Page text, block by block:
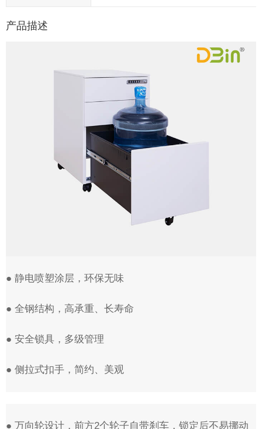
产品描述
● 静电喷塑涂层，环保无味
● 全钢结构，高承重、长寿命
● 安全锁具，多级管理
● 侧拉式扣手，简约、美观
● 万向轮设计，前方2个轮子自带刹车，锁定后不易挪动